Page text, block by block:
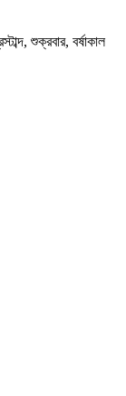
শুক্রবার, বর্ষাকাল